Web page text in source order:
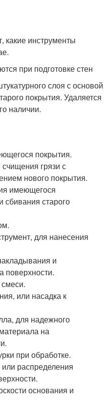
какие инструменты
при подготовке стен
слоя с основой
покрытия. Удаляется
наличии.
покрытия.
грязи с
нового покрытия.
имеющегося
сбивания старого
для нанесения
и
поверхности.
или насадка к
для надежного
на
при обработке.
распределения
основания и